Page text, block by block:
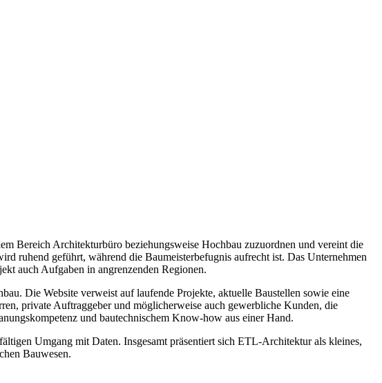
Bereich Architekturbüro beziehungsweise Hochbau zuzuordnen und vereint die
ruhend geführt, während die Baumeisterbefugnis aufrecht ist. Das Unternehmen
auch Aufgaben in angrenzenden Regionen.
Die Website verweist auf laufende Projekte, aktuelle Baustellen sowie eine
private Auftraggeber und möglicherweise auch gewerbliche Kunden, die
und bautechnischem Know-how aus einer Hand.
Umgang mit Daten. Insgesamt präsentiert sich ETL-Architektur als kleines,
Bauwesen.